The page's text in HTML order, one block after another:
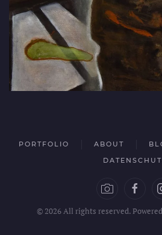
PORTFOLIO ABOUT
© 2026 All rights reserved.